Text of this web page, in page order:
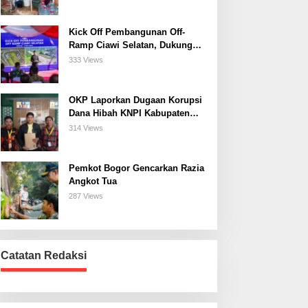
Kick Off Pembangunan Off-
Ramp Ciawi Selatan, Dukung
Konektivitas Antarwilayah di
333 Views
OKP Laporkan Dugaan Korupsi
Dana Hibah KNPI Kabupaten
Bogor Tahun Anggaran 2025 Ke
314 Views
Pemkot Bogor Gencarkan Razia
Angkot Tua
287 Views
Catatan Redaksi